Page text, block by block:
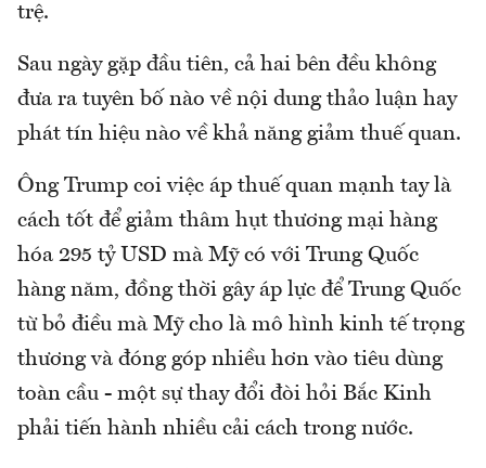
trệ.
Sau ngày gặp đầu tiên, cả hai bên đều không
đưa ra tuyên bố nào về nội dung thảo luận hay
phát tín hiệu nào về khả năng giảm thuế quan.
Ông Trump coi việc áp thuế quan mạnh tay là
cách tốt để giảm thâm hụt thương mại hàng
hóa 295 tỷ USD mà Mỹ có với Trung Quốc
hàng năm, đồng thời gây áp lực để Trung Quốc
từ bỏ điều mà Mỹ cho là mô hình kinh tế trọng
thương và đóng góp nhiều hơn vào tiêu dùng
toàn cầu - một sự thay đổi đòi hỏi Bắc Kinh
phải tiến hành nhiều cải cách trong nước.